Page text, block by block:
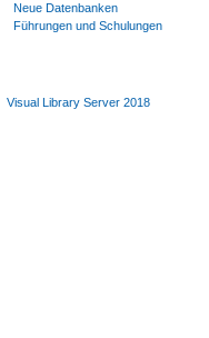
Neue Datenbanken
Führungen und Schulungen
Visual Library Server 2018